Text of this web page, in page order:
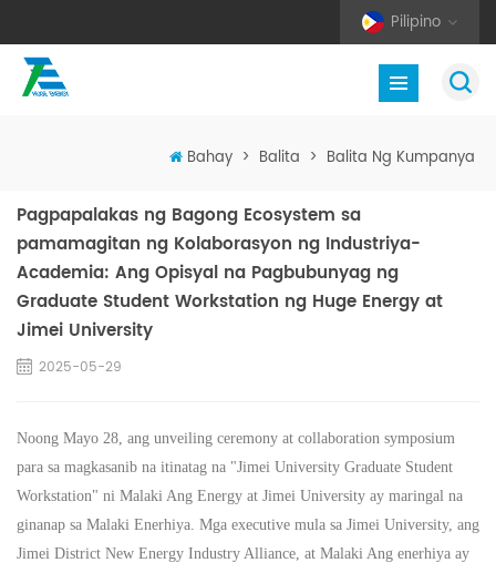
Pilipino
Bahay > Balita > Balita Ng Kumpanya
Pagpapalakas ng Bagong Ecosystem sa
pamamagitan ng Kolaborasyon ng Industriya-
Academia: Ang Opisyal na Pagbubunyag ng
Graduate Student Workstation ng Huge Energy at
Jimei University
2025-05-29
Noong Mayo 28, ang unveiling ceremony at collaboration symposium
para sa magkasanib na itinatag na "Jimei University Graduate Student
Workstation" ni Malaki Ang Energy at Jimei University ay maringal na
ginanap sa Malaki Enerhiya. Mga executive mula sa Jimei University, ang
Jimei District New Energy Industry Alliance, at Malaki Ang enerhiya ay